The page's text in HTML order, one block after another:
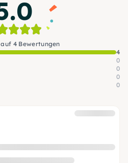
4 Bewertungen
4
0
0
0
0